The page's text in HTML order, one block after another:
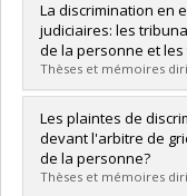
Graduate :Pelletier,
Cycle :Master's
Grade :M. Sc.
Lien vers le
La discrimination en
judiciaires: les
de la personne et
Thèses et mémoires
Graduate :
Cycle :Master's
Grade :M. Sc.
Lien vers le
Les plaintes de
devant l'arbitre de
de la personne?
Thèses et mémoires